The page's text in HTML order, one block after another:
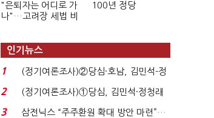
"은퇴자는 어디로 가
나"…고려장 세법 비
100년 정당
인기뉴스
1
(정기여론조사)②당심·호남, 김민석-정
청래 '초접전'...
2
(정기여론조사)①당심, 김민석·정청래
'초접전'…대통령 ...
3
삼전닉스 “주주환원 확대 방안 마련”…